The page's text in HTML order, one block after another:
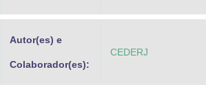
Advocacia-Geral da União
Banco Central do Brasil
Autor(es) e
Colaborador(es):
CEDERJ